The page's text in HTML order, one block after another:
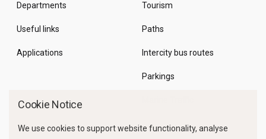
Departments
Useful links
Applications
Tourism
Paths
Intercity bus routes
Parkings
Cookie Notice
We use cookies to support website functionality, analyse